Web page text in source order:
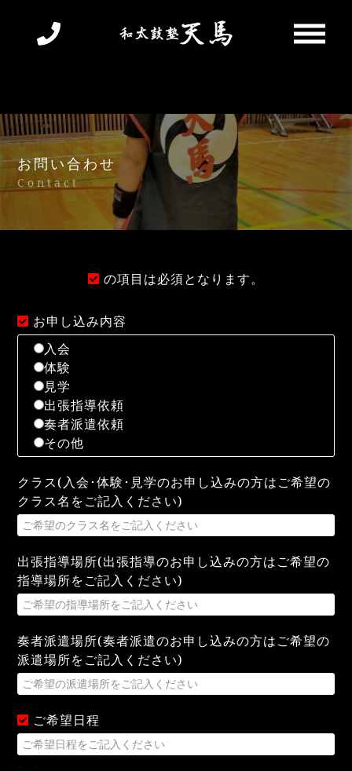
お問い合わせ
Contact
の項目は必須となります。
お申し込み内容
入会
体験
見学
出張指導依頼
奏者派遣依頼
その他
クラス(入会･体験･見学のお申し込みの方はご希望の
クラス名をご記入ください)
出張指導場所(出張指導のお申し込みの方はご希望の
指導場所をご記入ください)
奏者派遣場所(奏者派遣のお申し込みの方はご希望の
派遣場所をご記入ください)
ご希望日程